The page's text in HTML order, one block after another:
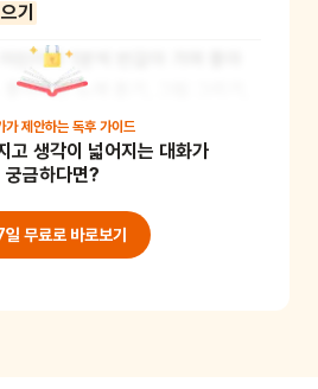
기
린이가 1분씩 번갈아 가며 좋아
좋아하는 노래 듣기, 그림 그리기,
을 거예요. 제한된 시간 안에서
보고 상대방은 어떻게 시간을 보
신과 상대방을 더 이해할 수 있게
이 얼만큼인지 몸으로 느끼며 시
데에도 도움을 주는 놀이입니다.
가 제안하는 독후 가이드
고 생각이 넓어지는 대화가
궁금하다면?
무료로 바로보기